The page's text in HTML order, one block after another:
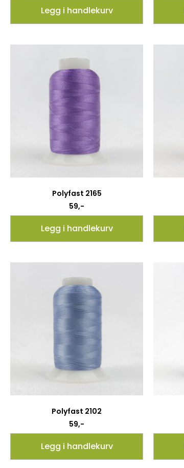
Legg i handlekurv
Polyfast 2165
59,-
Legg i handlekurv
Polyfast 2102
59,-
Legg i handlekurv